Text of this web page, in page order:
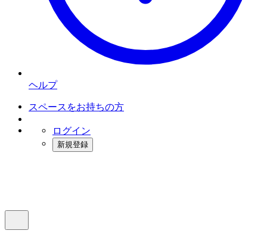
ヘルプ
スペースをお持ちの方
ログイン
新規登録